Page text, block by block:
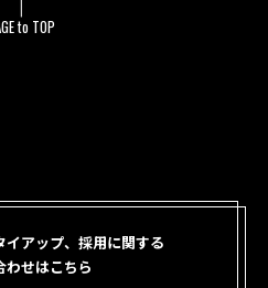
to TOP
イアップ、採用に関する
わせはこちら